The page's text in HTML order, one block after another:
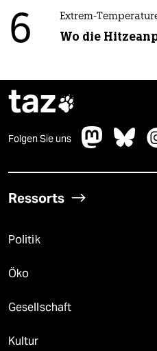
6 Extrem-
Wo die
taz
Folgen Sie uns
Ressorts
Politik
Öko
Gesellschaft
Kultur